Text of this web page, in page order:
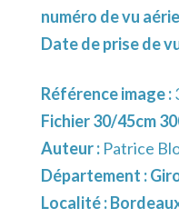
numéro de vu
Date de prise de
Référence image :
Fichier 30/45cm
Auteur : Patrice
Département :
Localité :